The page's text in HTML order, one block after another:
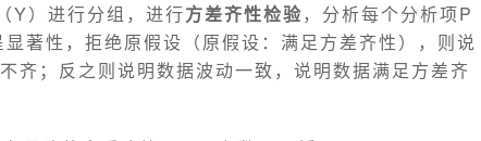
Y）进行分组，进行方差齐性检验，分析每个分析项P
著性，拒绝原假设（原假设：满足方差齐性），则说
齐；反之则说明数据波动一致，说明数据满足方差齐